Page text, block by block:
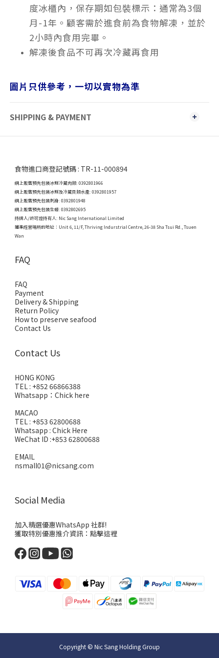
度冰櫃內，保存期如包裝標示：通常為3個
月-1年。顧客需於進食前為食物解凍，並於
2小時內食用完畢。
解凍後食品不可再次冷藏再食用
圖片只供參考，一切以實物為準
SHIPPING & PAYMENT
食物進口商登記號碼 : TR-11-000894
網上販售預先包裝冰鮮冷藏肉類: 0392801966
網上販售預先包裝冰鮮及冷藏貝類水產: 0392801957
網上販售預先包裝刺身: 0392801948
網上販售預先包裝生蠔: 0392802695
持牌人/許可證持有人: Nic Sang International Limited
獲準經營場所的地址： Unit 6, 11/F, Thriving Indurstrial Centre, 26-38 Sha Tsui Rd., Tsuen
Wan
FAQ
FAQ
Payment
Delivery & Shipping
Return Policy
How to preserve seafood
Contact Us
Contact Us
HONG KONG
TEL : +852 66866388
Whatsapp： Chick here
MACAO
TEL : +853 62800688
Whatsapp : Chick Here
WeChat ID :+853 62800688
EMAIL
nsmall01@nicsang.com
Social Media
加入精選優惠WhatsApp 社群!
獲取特別優惠推介資訊： 點擊這裡
Copyright © Nic Sang Holding Group